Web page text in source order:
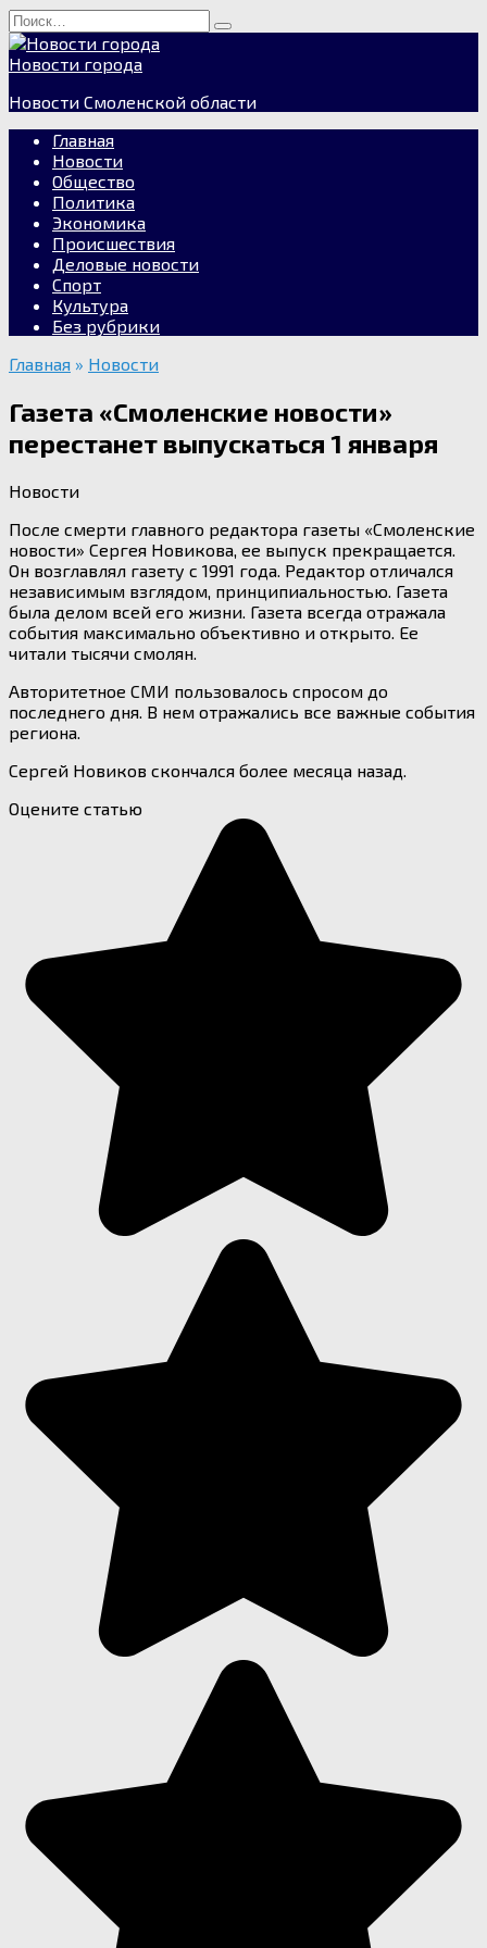
Перейти
к
содержанию
Search
for:
Новости города
Новости Смоленской области
Главная
Новости
Общество
Политика
Экономика
Происшествия
Деловые новости
Спорт
Культура
Без рубрики
Главная » Новости
Газета «Смоленские новости»
перестанет выпускаться 1 января
Новости
После смерти главного редактора газеты «Смоленские
новости» Сергея Новикова, ее выпуск прекращается.
Он возглавлял газету с 1991 года. Редактор отличался
независимым взглядом, принципиальностью. Газета
была делом всей его жизни. Газета всегда отражала
события максимально объективно и открыто. Ее
читали тысячи смолян.
Авторитетное СМИ пользовалось спросом до
последнего дня. В нем отражались все важные события
региона.
Сергей Новиков скончался более месяца назад.
Оцените статью